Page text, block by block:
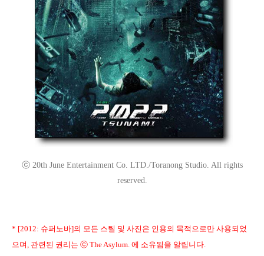
ⓒ 20th June Entertainment Co. LTD./Toranong Studio. All rights
reserved.
* [2012: 슈퍼노바]의 모든 스틸 및 사진은 인용의 목적으로만 사용되었
으며, 관련된 권리는 ⓒ The Asylum. 에 소유됨을 알립니다.